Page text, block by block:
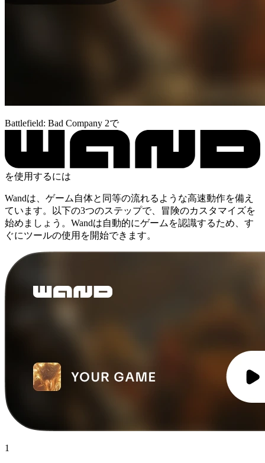
Battlefield: Bad Company 2で
を使用するには
Wandは、ゲーム自体と同等の流れるような高速動作を備え
ています。以下の3つのステップで、冒険のカスタマイズを
始めましょう。Wandは自動的にゲームを認識するため、す
ぐにツールの使用を開始できます。
1